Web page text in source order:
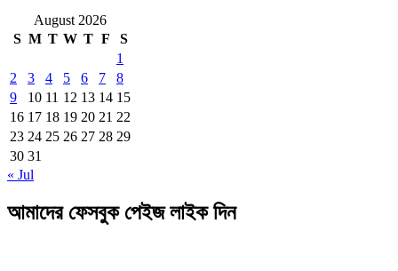
August 2026
S M T W T F
S
1
2
3 4 5 6 7
8
9
10 11 12 13 14 15
16 17 18 19 20 21 22
23 24 25 26 27 28 29
30 31
« Jul
আমাদের ফেসবুক পেইজ লাইক দিন